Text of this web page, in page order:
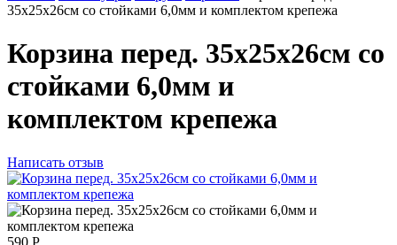
35x25x26см со стойками 6,0мм и комплектом крепежа
Корзина перед. 35x25x26см со
стойками 6,0мм и
комплектом крепежа
Написать отзыв
590 Р